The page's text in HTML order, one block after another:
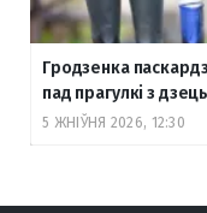
Гродзенка
пад прагулкі з
5 ЖНІЎНЯ 2026, 12:30